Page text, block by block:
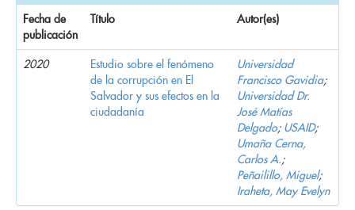
Fecha de
publicación
Título Autor(es)
2020
Estudio sobre el fenómeno
de la corrupción en El
Salvador y sus efectos en la
ciudadanía
Universidad
Francisco Gavidia;
Universidad Dr.
José Matías
Delgado; USAID;
Umaña Cerna,
Carlos A.;
Peñailillo, Miguel;
Iraheta, May Evelyn